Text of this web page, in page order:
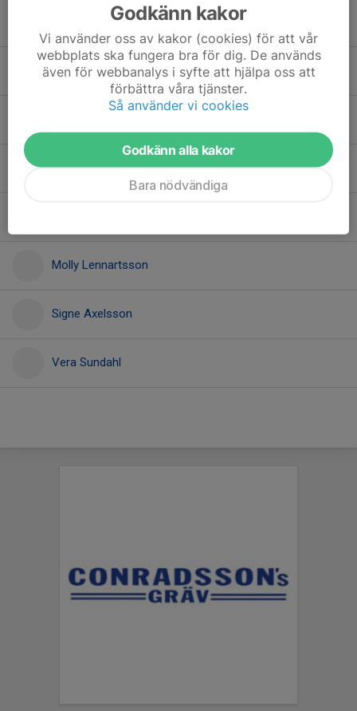
Junie Malmberg
Lily Sälgström
Moa Björk
Molly Lennartsson
Signe Axelsson
Vera Sundahl
Godkänn kakor
Vi använder oss av kakor (cookies) för att vår
webbplats ska fungera bra för dig. De används
även för webbanalys i syfte att hjälpa oss att
förbättra våra tjänster.
Så använder vi cookies
Godkänn alla kakor
Bara nödvändiga